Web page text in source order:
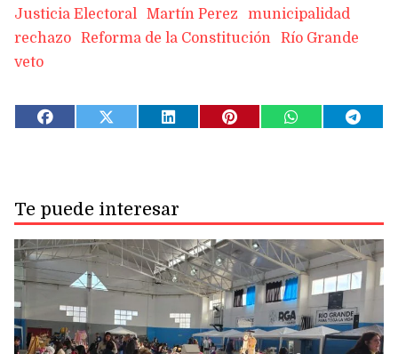
Justicia Electoral
Martín Perez
municipalidad
rechazo
Reforma de la Constitución
Río Grande
veto
Te puede interesar